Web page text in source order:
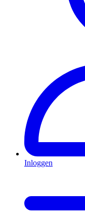
Inloggen